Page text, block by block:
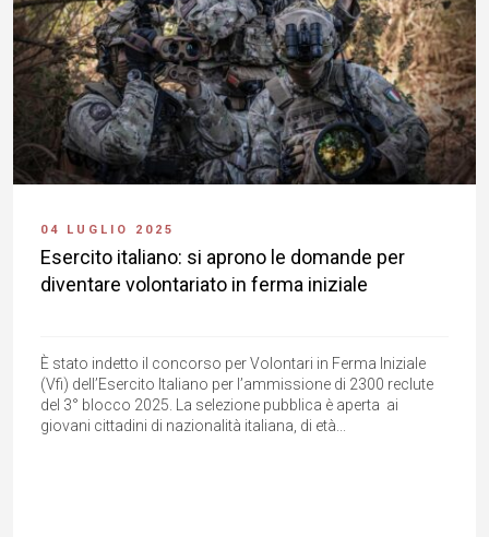
04 LUGLIO 2025
Esercito italiano: si aprono le domande per
diventare volontariato in ferma iniziale
È stato indetto il concorso per Volontari in Ferma Iniziale
(Vfi) dell’Esercito Italiano per l’ammissione di 2300 reclute
del 3° blocco 2025. La selezione pubblica è aperta ai
giovani cittadini di nazionalità italiana, di età...